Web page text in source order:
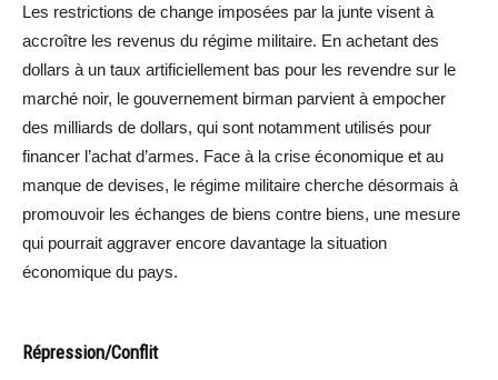
Les restrictions de change imposées par la junte visent à
accroître les revenus du régime militaire. En achetant des
dollars à un taux artificiellement bas pour les revendre sur le
marché noir, le gouvernement birman parvient à empocher
des milliards de dollars, qui sont notamment utilisés pour
financer l’achat d’armes. Face à la crise économique et au
manque de devises, le régime militaire cherche désormais à
promouvoir les échanges de biens contre biens, une mesure
qui pourrait aggraver encore davantage la situation
économique du pays.
Répression/Conflit